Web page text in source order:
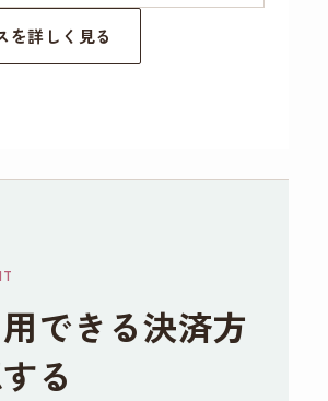
を詳しく見る
できる決済方
る